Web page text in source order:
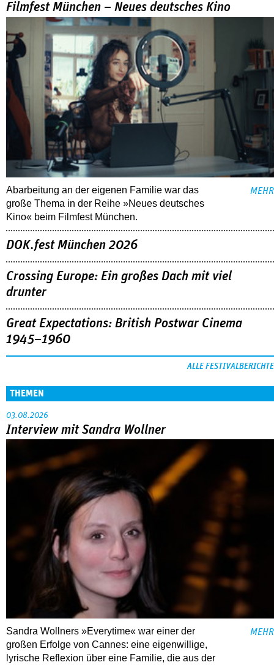
Filmfest München – Neues deutsches Kino
Abarbeitung an der eigenen Familie war das
große Thema in der Reihe »Neues deutsches
Kino« beim Filmfest München.
MEHR
DOK.fest München 2026
Crossing Europe: Ein großes Dach mit viel
drunter
Great Expectations: British Postwar Cinema
1945–1960
ALLE FESTIVALBERICHTE
THEMEN
03.08.2026
Interview mit Sandra Wollner
Sandra Wollners »Everytime« war einer der
großen Erfolge von Cannes: eine eigenwillige,
lyrische Reflexion über eine ­Familie, die aus der
MEHR